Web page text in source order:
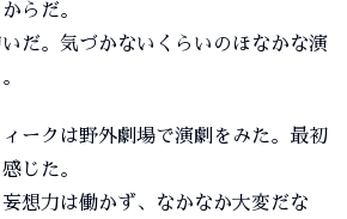
らだ。
だ。気づかないくらいのほなかな演
ークは野外劇場で演劇をみた。最初
じた。
想力は働かず、なかなか大変だな